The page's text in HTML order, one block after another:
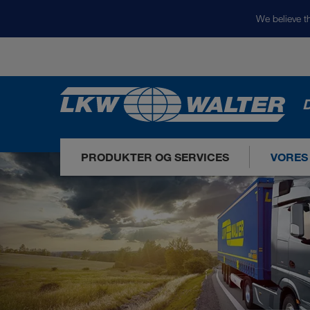
We believe
PRODUKTER OG SERVICES